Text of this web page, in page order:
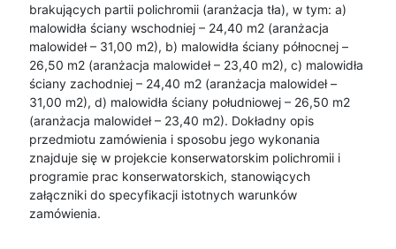
brakujących partii polichromii (aranżacja tła), w tym: a)
malowidła ściany wschodniej – 24,40 m2 (aranżacja
malowideł – 31,00 m2), b) malowidła ściany północnej –
26,50 m2 (aranżacja malowideł – 23,40 m2), c) malowidła
ściany zachodniej – 24,40 m2 (aranżacja malowideł –
31,00 m2), d) malowidła ściany południowej – 26,50 m2
(aranżacja malowideł – 23,40 m2). Dokładny opis
przedmiotu zamówienia i sposobu jego wykonania
znajduje się w projekcie konserwatorskim polichromii i
programie prac konserwatorskich, stanowiących
załączniki do specyfikacji istotnych warunków
zamówienia.